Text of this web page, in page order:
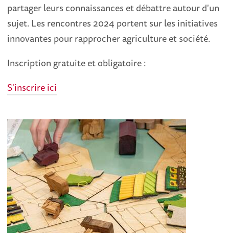
partager leurs connaissances et débattre autour d'un
sujet. Les rencontres 2024 portent sur les initiatives
innovantes pour rapprocher agriculture et société.
Inscription gratuite et obligatoire :
S'inscrire ici